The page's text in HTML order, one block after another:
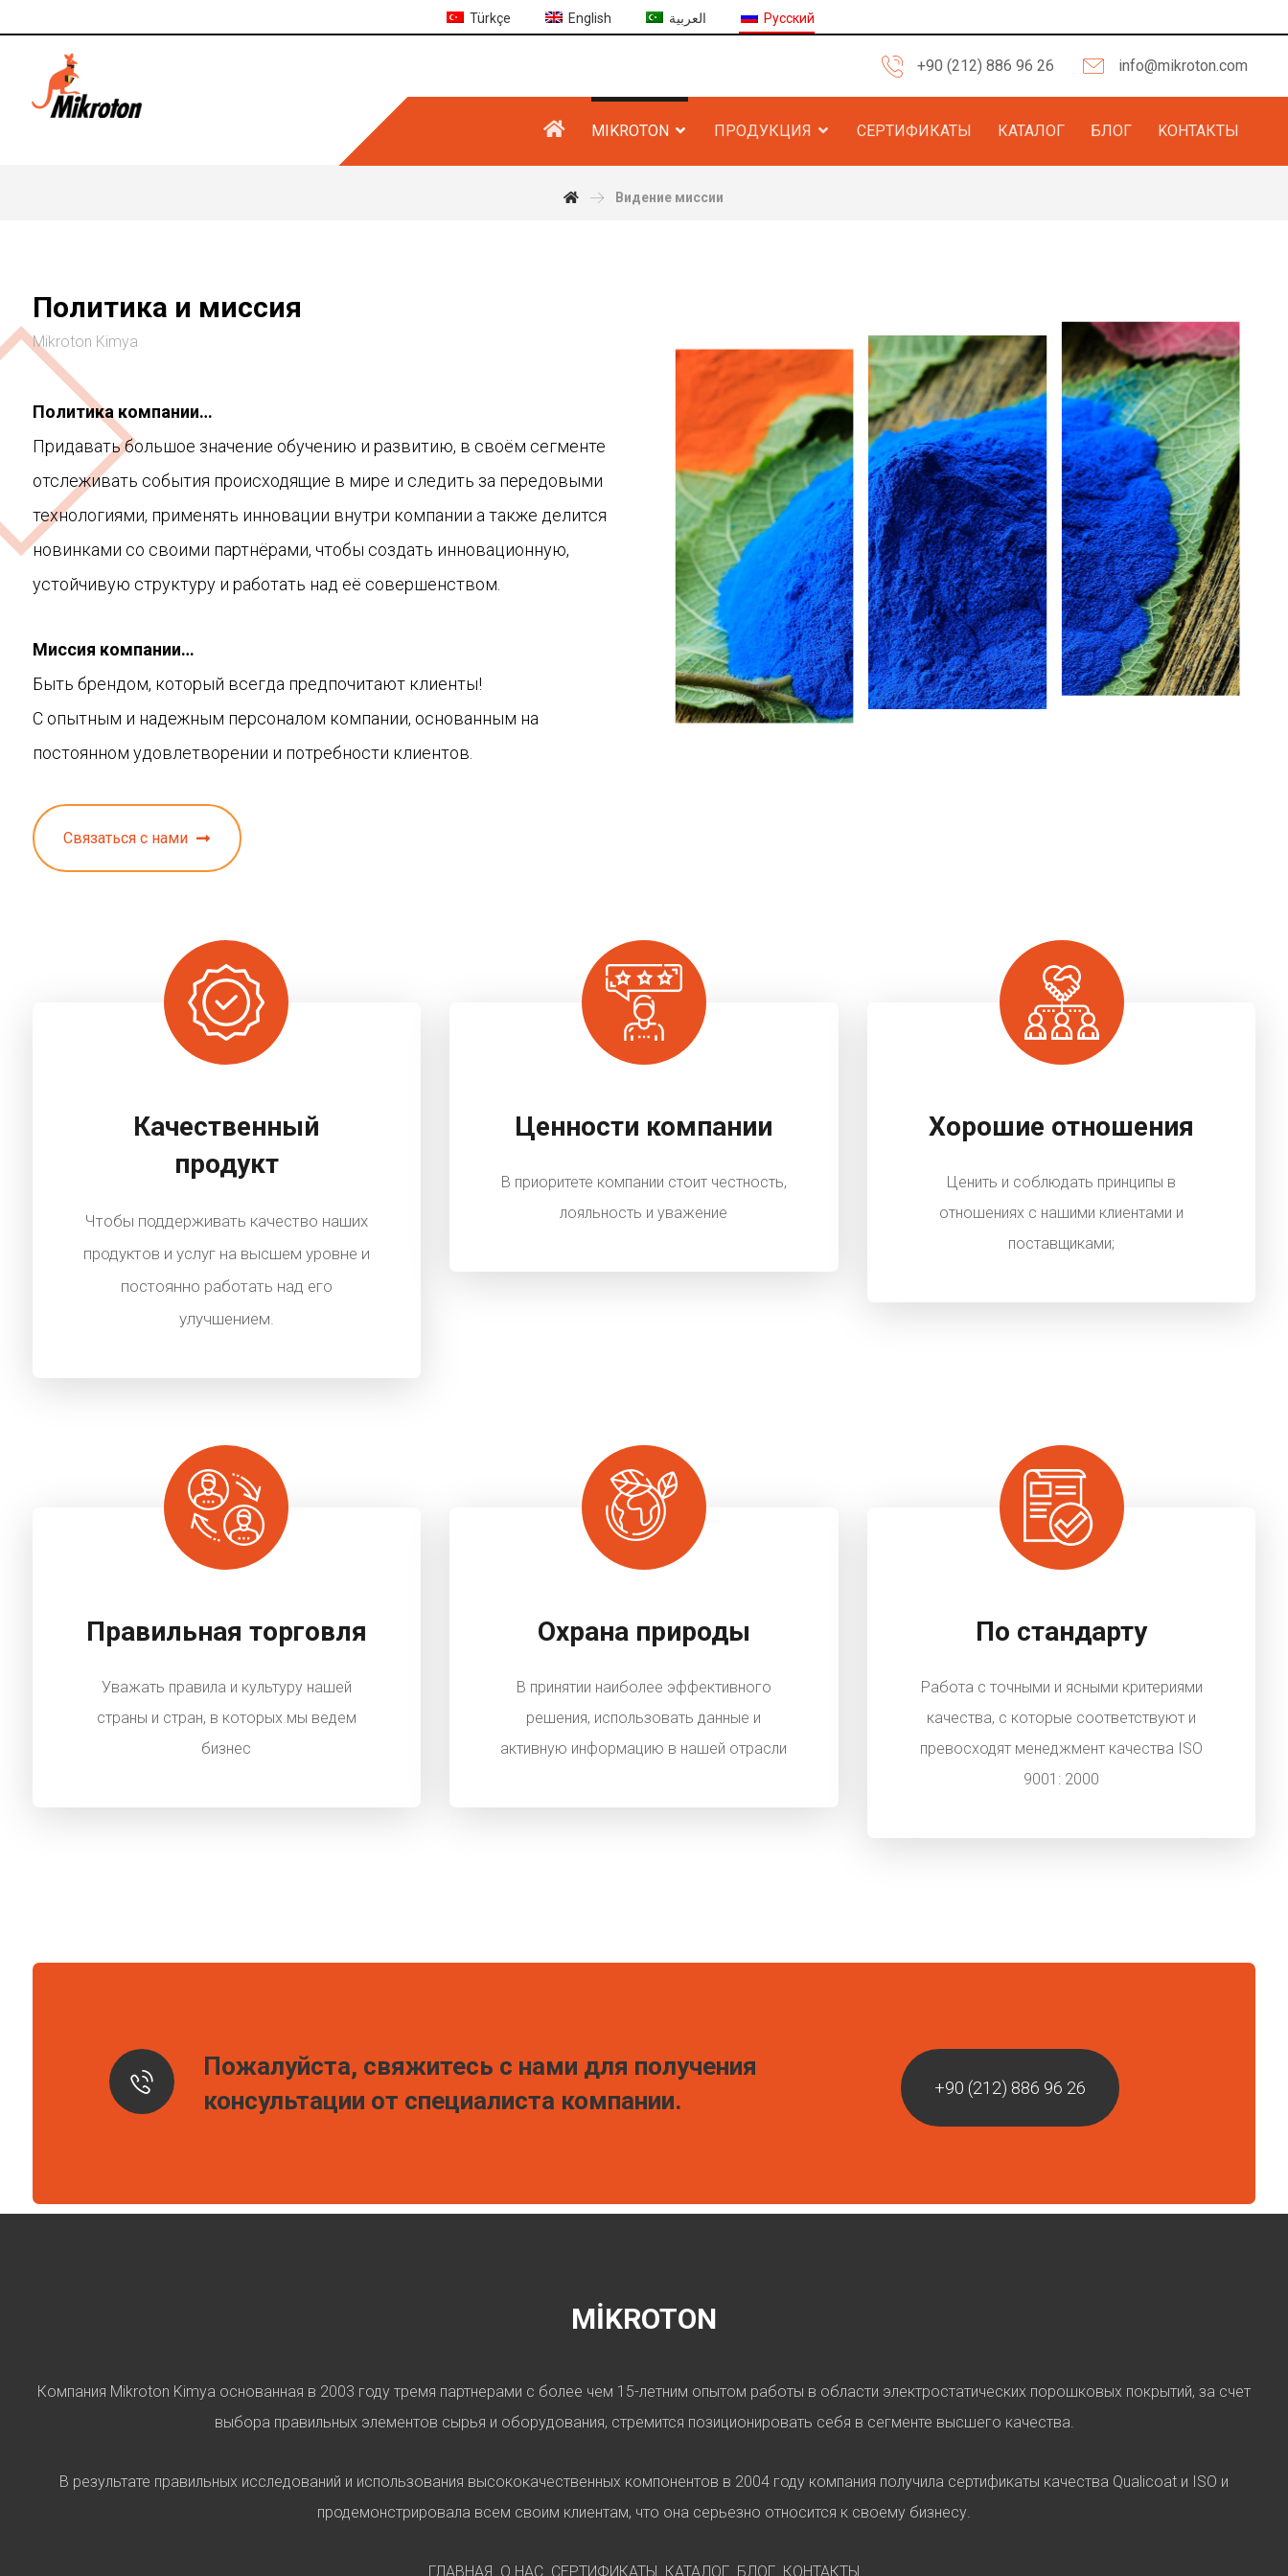
Türkçe English العربية Русский
info@mikroton.com
+90 (212) 886 96 26
MIKROTON ПРОДУКЦИЯ СЕРТИФИКАТЫ КАТАЛОГ БЛОГ KОНТАКТЫ
Видение миссии
Политика и миссия
Mikroton Kimya
Политика компании…
Придавать большое значение обучению и развитию, в своём сегменте
отслеживать события происходящие в мире и следить за передовыми
технологиями, применять инновации внутри компании а также делится
новинками со своими партнёрами, чтобы создать инновационную,
устойчивую структуру и работать над её совершенством.
Миссия компании…
Быть брендом, который всегда предпочитают клиенты!
С опытным и надежным персоналом компании, основанным на
постоянном удовлетворении и потребности клиентов.
Связаться с нами
Качественный
продукт
Чтобы поддерживать качество наших
продуктов и услуг на высшем уровне и
постоянно работать над его
улучшением.
Ценности компании
В приоритете компании стоит честность,
лояльность и уважение
Хорошие отношения
Ценить и соблюдать принципы в
отношениях с нашими клиентами и
поставщиками;
Правильная торговля
Уважать правила и культуру нашей
страны и стран, в которых мы ведем
бизнес
Охрана природы
В принятии наиболее эффективного
решения, использовать данные и
активную информацию в нашей отрасли
По стандарту
Работа с точными и ясными критериями
качества, с которые соответствуют и
превосходят менеджмент качества ISO
9001: 2000
Пожалуйста, свяжитесь с нами для получения
консультации от специалиста компании.
+90 (212) 886 96 26
MİKROTON
Компания Mikroton Kimya основанная в 2003 году тремя партнерами с более чем 15-летним опытом работы в области электростатических порошковых покрытий, за счет
выбора правильных элементов сырья и оборудования, стремится позиционировать себя в сегменте высшего качества.
В результате правильных исследований и использования высококачественных компонентов в 2004 году компания получила сертификаты качества Qualicoat и ISO и
продемонстрировала всем своим клиентам, что она серьезно относится к своему бизнесу.
ГЛАВНАЯ О НАС СЕРТИФИКАТЫ КАТАЛОГ БЛОГ КОНТАКТЫ